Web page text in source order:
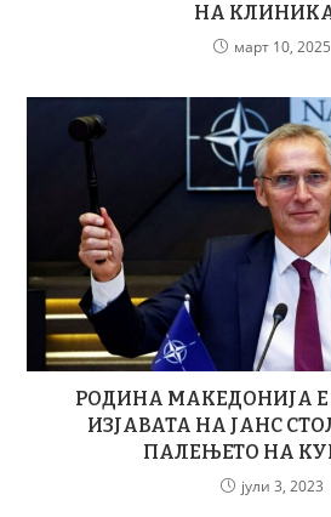
НА
март 10, 2025
РОДИНА МАКЕДОНИЈА Е
ИЗЈАВАТА НА ЈАНС
ПАЛЕЊЕТО НА
јули 3, 2023